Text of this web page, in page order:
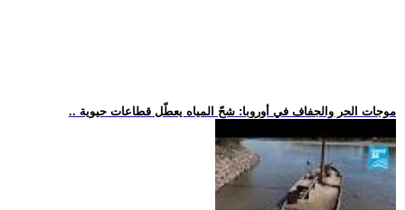
.. موجات الحر والجفاف في أوروبا: شحّ المياه يعطّل قطاعات حيوية